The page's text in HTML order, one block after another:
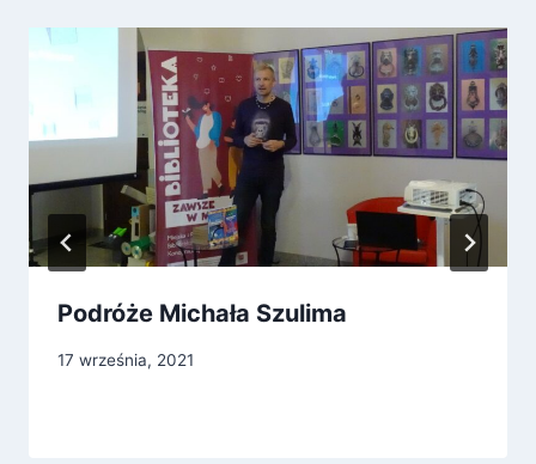
Podróże Michała Szulima
17 września, 2021